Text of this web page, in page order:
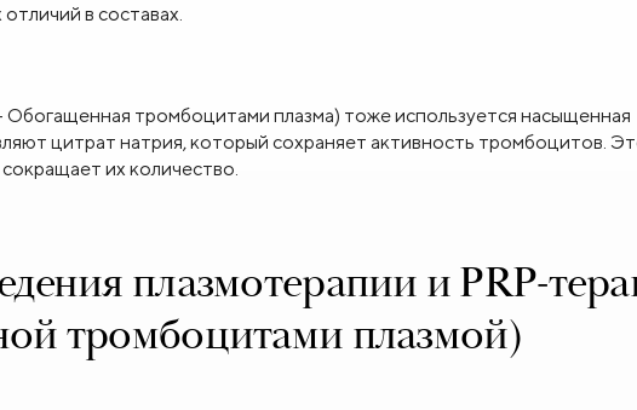
в составах.
Обогащенная тромбоцитами плазма) тоже используется насыщенная
цитрат натрия, который сохраняет активность тромбоцитов.
их количество.
плазмотерапии и PRP-
тромбоцитами плазмой)